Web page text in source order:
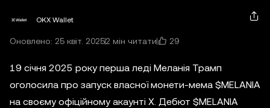
OKX Wallet
Оновлено: 25 квіт. 20252 мін читати 29
19 січня 2025 року перша леді Меланія Трамп
оголосила про запуск власної монети-мема $MELANIA
на своєму офіційному акаунті X. Дебют $MELANIA